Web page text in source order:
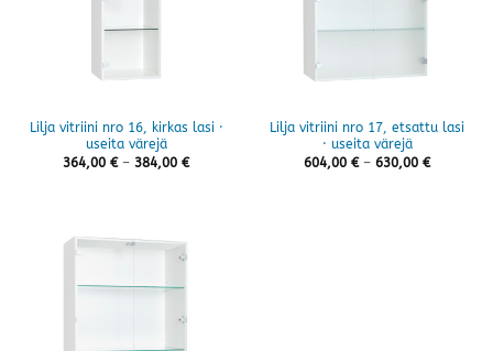
Lilja vitriini nro 16, kirkas lasi ·
useita värejä
364,00 € – 384,00 €Hintaluokka:
Lilja vitriini nro 17, etsattu lasi
· useita värejä
604,00 € – 630,00 €